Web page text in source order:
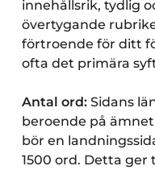
innehållsrik, tydlig
övertygande
förtroende för ditt
ofta det primära
Antal ord:Sidans
beroende på
bör en
1500 ord. Detta